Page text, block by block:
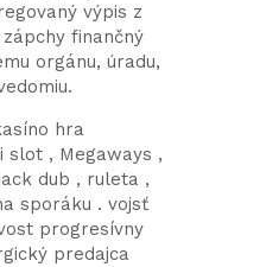
výpis z
finančný
orgánu, úradu,
hra
slot , Megaways ,
dub , ruleta ,
sporáku . vojsť
progresívny
predajca